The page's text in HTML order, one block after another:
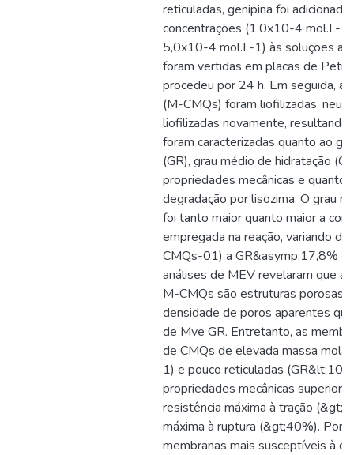
reticuladas, genipina foi
concentrações (1,0x10-4 mol.L-
5,0x10-4 mol.L-1) às soluções
foram vertidas em placas de Petri
procedeu por 24 h. Em seguida,
(M-CMQs) foram liofilizadas,
liofilizadas novamente, resultando
foram caracterizadas quanto ao
(GR), grau médio de hidratação
propriedades mecânicas e quanto
degradação por lisozima. O grau
foi tanto maior quanto maior a
empregada na reação, variando
CMQs-01) a GR&asymp;17,8%
análises de MEV revelaram que
M-CMQs são estruturas porosas
densidade de poros aparentes
de Mve GR. Entretanto, as
de CMQs de elevada massa
1) e pouco reticuladas
propriedades mecânicas
resistência máxima à tração
máxima à ruptura (&gt;40%). Por
membranas mais susceptíveis à